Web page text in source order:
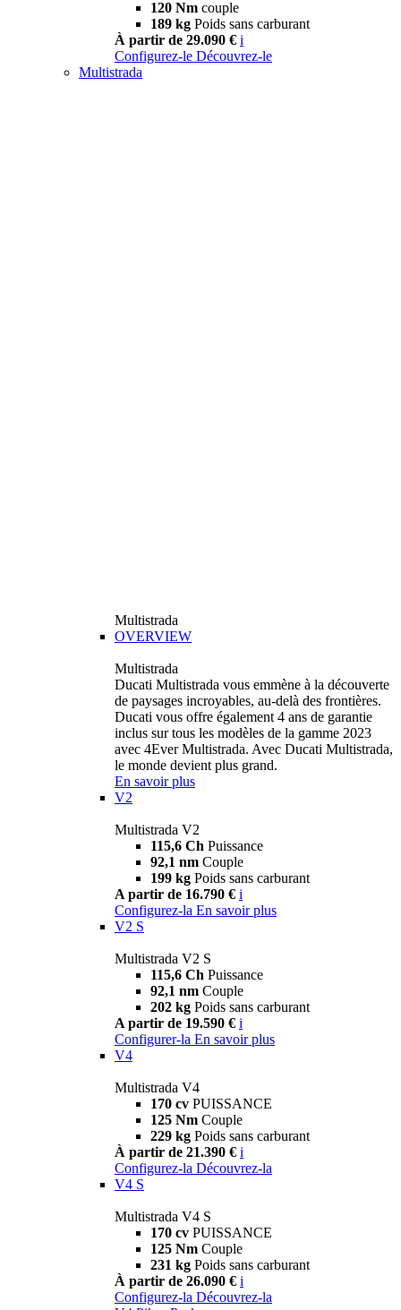
120 Nm couple
189 kg Poids sans carburant
À partir de 29.090 € i
Configurez-le Découvrez-le
Multistrada
Multistrada
OVERVIEW
Multistrada
Ducati Multistrada vous emmène à la découverte
de paysages incroyables, au-delà des frontières.
Ducati vous offre également 4 ans de garantie
inclus sur tous les modèles de la gamme 2023
avec 4Ever Multistrada. Avec Ducati Multistrada,
le monde devient plus grand.
En savoir plus
V2
Multistrada V2
115,6 Ch Puissance
92,1 nm Couple
199 kg Poids sans carburant
A partir de 16.790 € i
Configurez-la En savoir plus
V2 S
Multistrada V2 S
115,6 Ch Puissance
92,1 nm Couple
202 kg Poids sans carburant
A partir de 19.590 € i
Configurer-la En savoir plus
V4
Multistrada V4
170 cv PUISSANCE
125 Nm Couple
229 kg Poids sans carburant
À partir de 21.390 € i
Configurez-la Découvrez-la
V4 S
Multistrada V4 S
170 cv PUISSANCE
125 Nm Couple
231 kg Poids sans carburant
À partir de 26.090 € i
Configurez-la Découvrez-la